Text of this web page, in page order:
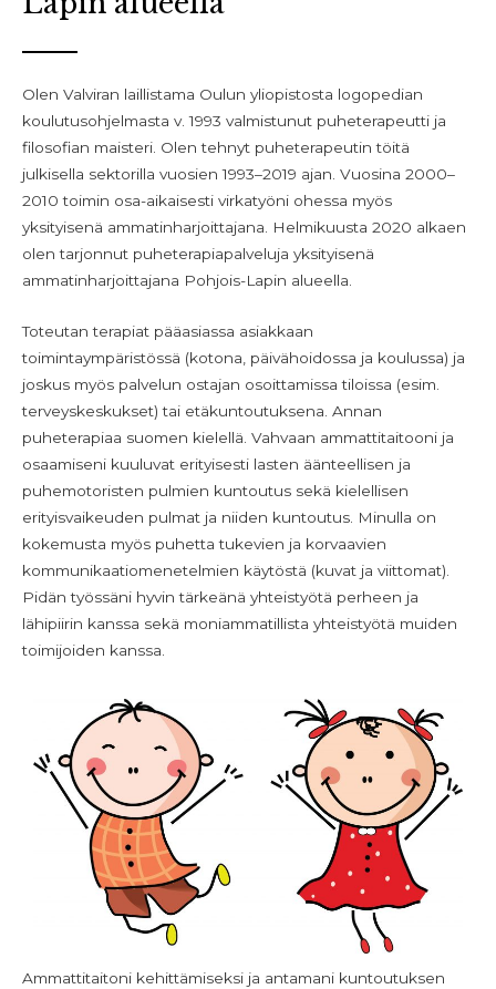
Olen Valviran laillistama Oulun yliopistosta logopedian
koulutusohjelmasta v. 1993 valmistunut puheterapeutti ja
filosofian maisteri. Olen tehnyt puheterapeutin töitä
julkisella sektorilla vuosien 1993–2019 ajan. Vuosina 2000–
2010 toimin osa-aikaisesti virkatyöni ohessa myös
yksityisenä ammatinharjoittajana. Helmikuusta 2020 alkaen
olen tarjonnut puheterapiapalveluja yksityisenä
ammatinharjoittajana Pohjois-Lapin alueella.
Toteutan terapiat pääasiassa asiakkaan
toimintaympäristössä (kotona, päivähoidossa ja koulussa) ja
joskus myös palvelun ostajan osoittamissa tiloissa (esim.
terveyskeskukset) tai etäkuntoutuksena. Annan
puheterapiaa suomen kielellä. Vahvaan ammattitaitooni ja
osaamiseni kuuluvat erityisesti lasten äänteellisen ja
puhemotoristen pulmien kuntoutus sekä kielellisen
erityisvaikeuden pulmat ja niiden kuntoutus. Minulla on
kokemusta myös puhetta tukevien ja korvaavien
kommunikaatiomenetelmien käytöstä (kuvat ja viittomat).
Pidän työssäni hyvin tärkeänä yhteistyötä perheen ja
lähipiirin kanssa sekä moniammatillista yhteistyötä muiden
toimijoiden kanssa.
Ammattitaitoni kehittämiseksi ja antamani kuntoutuksen